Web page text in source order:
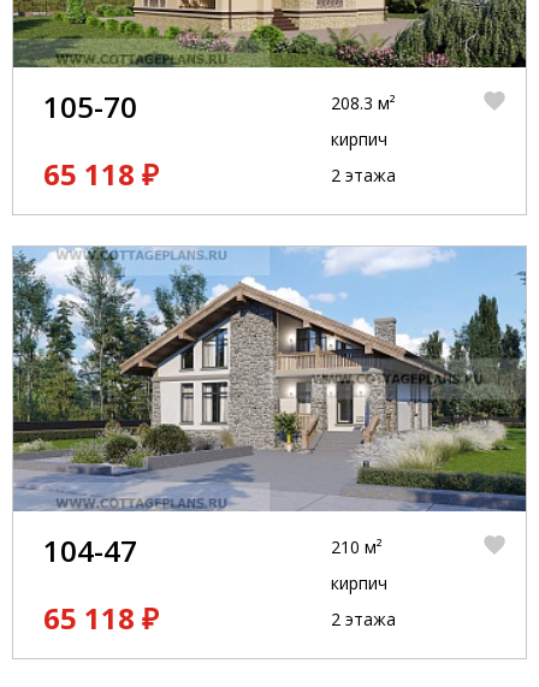
105-70
65 118 ₽
208.3 м²
кирпич
2 этажа
104-47
65 118 ₽
210 м²
кирпич
2 этажа